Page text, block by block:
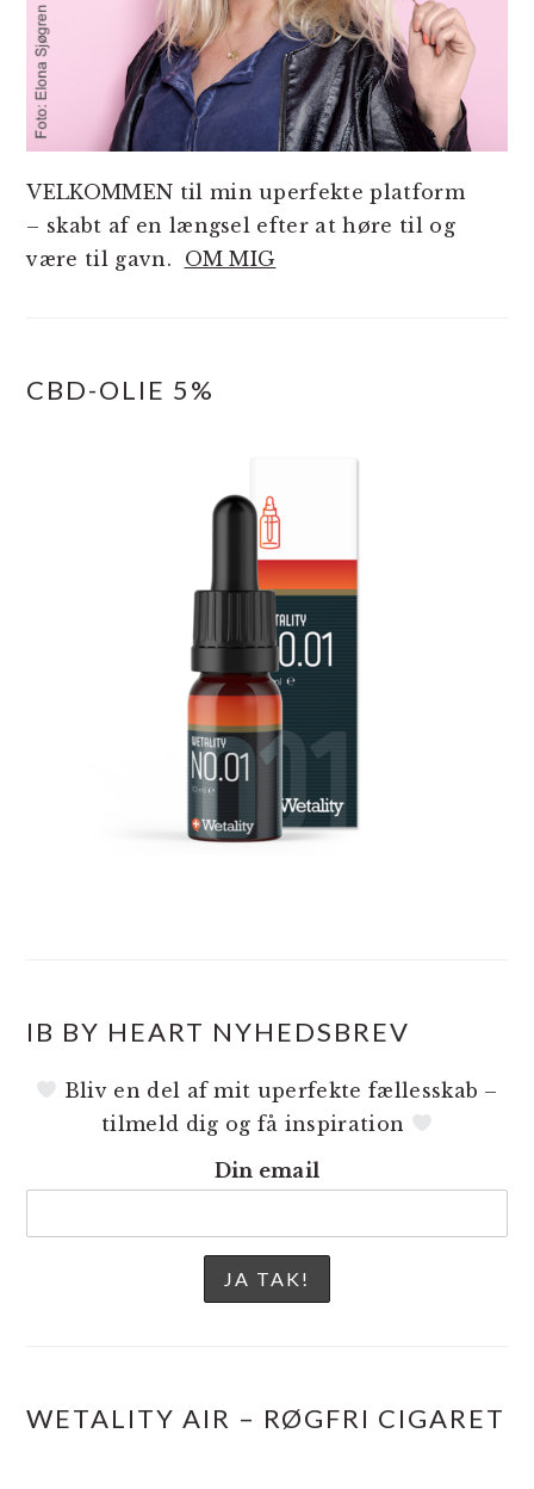
VELKOMMEN til min uperfekte platform
– skabt af en længsel efter at høre til og
være til gavn. OM MIG
CBD-OLIE 5%
IB BY HEART NYHEDSBREV
Bliv en del af mit uperfekte fællesskab –
tilmeld dig og få inspiration
Din email
WETALITY AIR – RØGFRI CIGARET